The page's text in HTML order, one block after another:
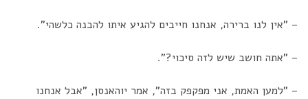
– "אין לנו ברירה, אנחנו חייבים להגיע איתו להבנה כלשהי".
– "אתה חושב שיש לזה סיכוי?".
– "למען האמת, אני מפקפק בזה", אמר יוהאנסן, "אבל אנחנו